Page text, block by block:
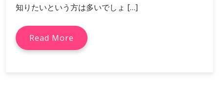
知りたいという方は多いでしょ […]
Read More